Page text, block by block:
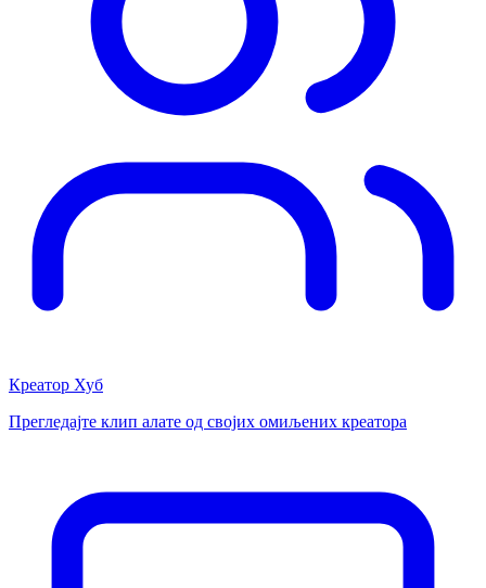
Креатор Хуб
Прегледајте клип алате од својих омиљених креатора